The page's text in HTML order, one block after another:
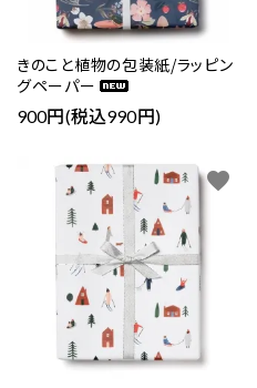
きのこと植物の包装紙/ラッピン
グペーパー
900円(税込990円)
favorite